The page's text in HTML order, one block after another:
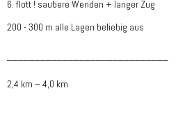
6. flott ! saubere Wenden + langer Zug
200 - 300 m alle Lagen beliebig aus
2,4 km – 4,0 km